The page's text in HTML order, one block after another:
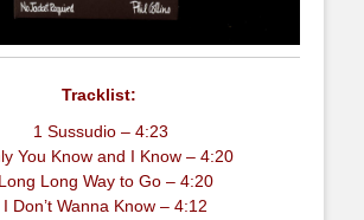
Tracklist:
1 Sussudio – 4:23
You Know and I Know – 4:20
Long Way to Go – 4:20
Don’t Wanna Know – 4:12